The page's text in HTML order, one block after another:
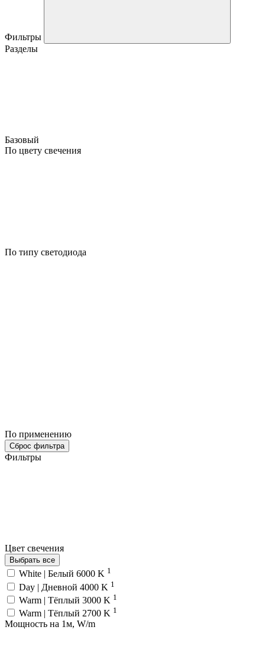
Фильтры
Разделы
Базовый
По цвету свечения
По типу светодиода
По применению
Сброс фильтра
Фильтры
Цвет свечения
Выбрать все
White | Белый 6000 K 1
Day | Дневной 4000 K 1
Warm | Тёплый 3000 K 1
Warm | Тёплый 2700 K 1
Мощность на 1м, W/m